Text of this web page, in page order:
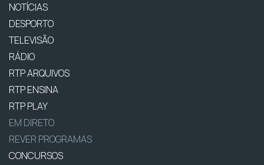
NOTÍCIAS
DESPORTO
TELEVISÃO
RÁDIO
RTP ARQUIVOS
RTP ENSINA
RTP PLAY
EM DIRETO
REVER PROGRAMAS
CONCURSOS